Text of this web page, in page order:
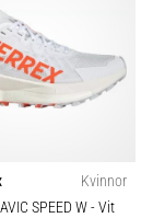
Kvinnor
SPEED W- Vit